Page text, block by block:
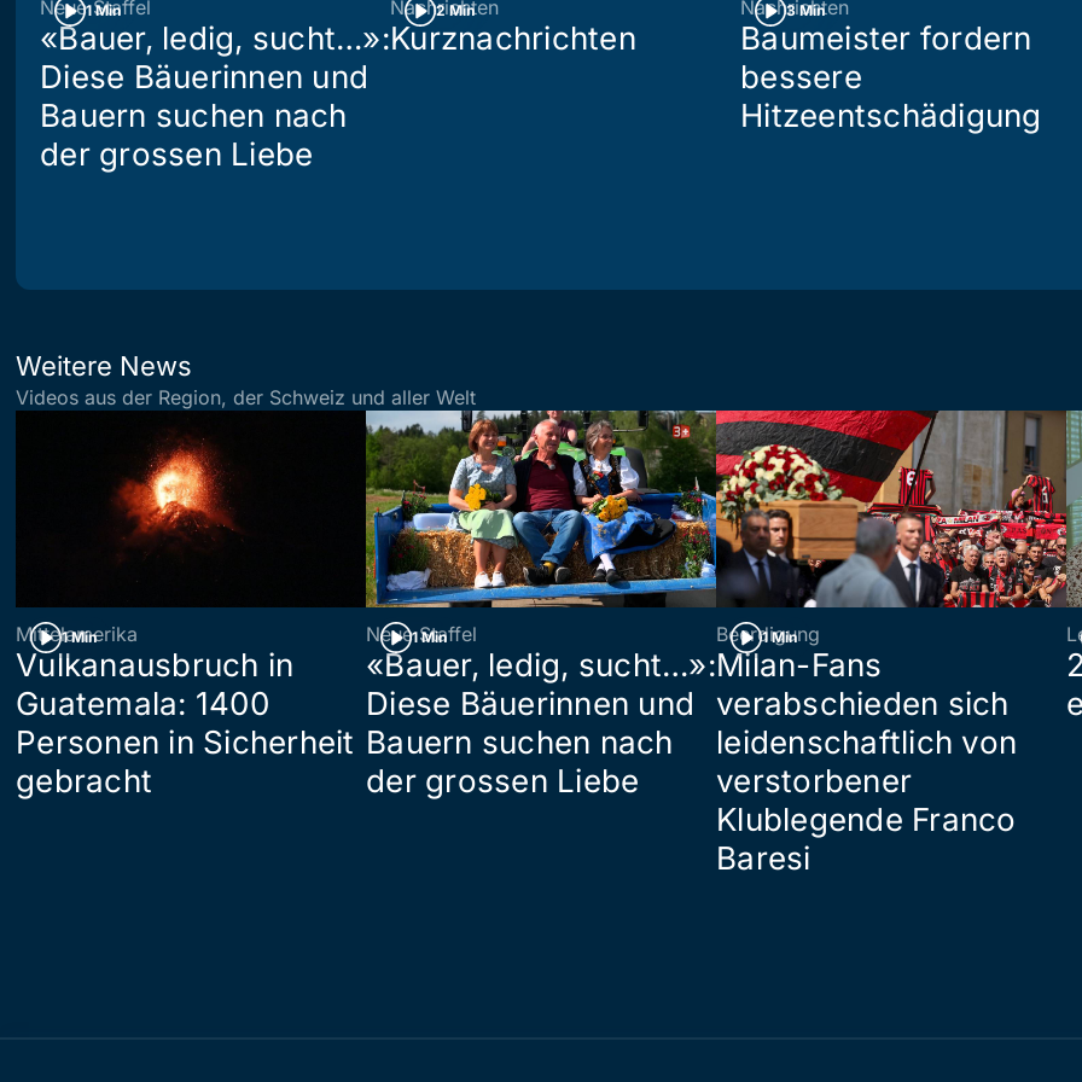
1 Min
Neue Staffel
«Bauer, ledig, sucht…»:
Diese Bäuerinnen und
Bauern suchen nach
der grossen Liebe
2 Min
Nachrichten
Kurznachrichten
3 Min
Nachrichten
Baumeister fordern
bessere
Hitzeentschädigung
Weitere News
Videos aus der Region, der Schweiz und aller Welt
1 Min
Mittelamerika
Vulkanausbruch in
Guatemala: 1400
Personen in Sicherheit
gebracht
1 Min
Neue Staffel
«Bauer, ledig, sucht…»:
Diese Bäuerinnen und
Bauern suchen nach
der grossen Liebe
1 Min
Beerdigung
Milan-Fans
verabschieden sich
leidenschaftlich von
verstorbener
Klublegende Franco
Baresi